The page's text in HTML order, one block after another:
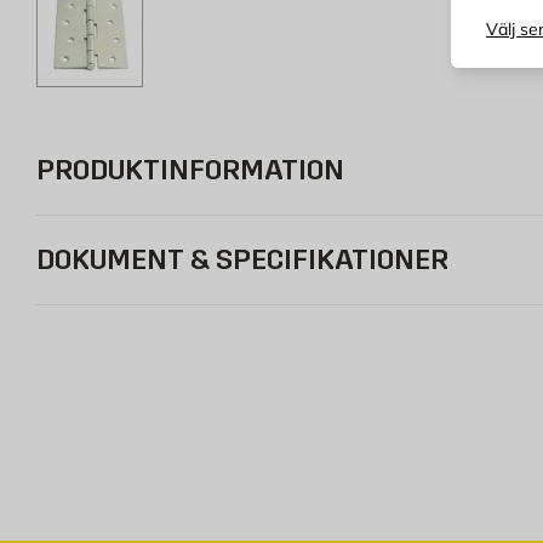
Välj
PRODUKTINFORMATION
DOKUMENT & SPECIFIKATIONER